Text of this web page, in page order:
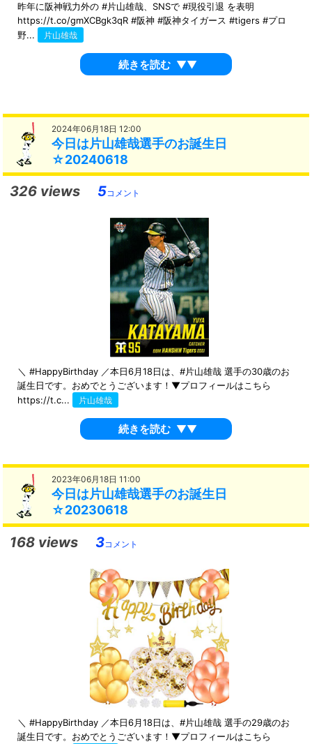
昨年に阪神戦力外の #片山雄哉、SNSで #現役引退 を表明
https://t.co/gmXCBgk3qR #阪神 #阪神タイガース #tigers #プロ
野...
片山雄哉
続きを読む ▼▼
2024年06月18日 12:00
今日は片山雄哉選手のお誕生日
☆20240618
326 views 5コメント
＼ #HappyBirthday ／本日6月18日は、#片山雄哉 選手の30歳のお
誕生日です。おめでとうございます！▼プロフィールはこちら
https://t.c...
片山雄哉
続きを読む ▼▼
2023年06月18日 11:00
今日は片山雄哉選手のお誕生日
☆20230618
168 views 3コメント
＼ #HappyBirthday ／本日6月18日は、#片山雄哉 選手の29歳のお
誕生日です。おめでとうございます！▼プロフィールはこちら